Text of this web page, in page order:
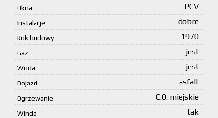
Okna PCV
Instalacje dobre
Rok budowy 1970
Gaz jest
Woda jest
Dojazd asfalt
Ogrzewanie C.O. miejskie
Winda tak